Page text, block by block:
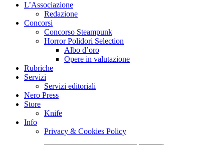
L’Associazione
Redazione
Concorsi
Concorso Steampunk
Horror Polidori Selection
Albo d’oro
Opere in valutazione
Rubriche
Servizi
Servizi editoriali
Nero Press
Store
Knife
Info
Privacy & Cookies Policy